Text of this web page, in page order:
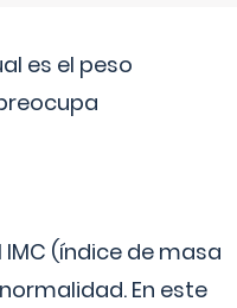
es el peso
(índice de masa
En este